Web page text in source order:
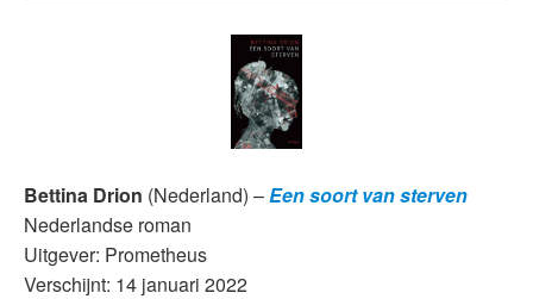
Bettina Drion (Nederland) –Een soort van sterven
Nederlandse roman
Uitgever: Prometheus
Verschijnt: 14 januari 2022